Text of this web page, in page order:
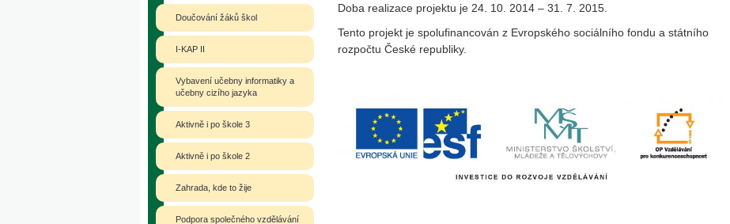
Doučování žáků škol
I-KAP II
Vybavení učebny informatiky a
učebny cizího jazyka
Aktivně i po škole 3
Aktivně i po škole 2
Zahrada, kde to žije
Podpora společného vzdělávání
Doba realizace projektu je 24. 10. 2014 – 31. 7. 2015.
Tento projekt je spolufinancován z Evropského sociálního fondu a státního
rozpočtu České republiky.